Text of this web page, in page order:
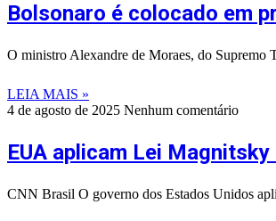
Bolsonaro é colocado em
O ministro Alexandre de Moraes, do Supremo
LEIA MAIS »
4 de agosto de 2025 Nenhum comentário
EUA aplicam Lei
CNN Brasil O governo dos Estados Unidos